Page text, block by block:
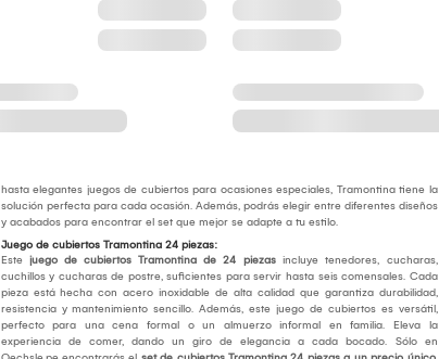
hasta elegantes juegos de cubiertos para ocasiones especiales, Tramontina tiene la
solución perfecta para cada ocasión. Además, podrás elegir entre diferentes diseños
y acabados para encontrar el set que mejor se adapte a tu estilo.
Juego de cubiertos Tramontina 24 piezas:
Este juego de cubiertos Tramontina de 24 piezasincluye tenedores, cucharas,
cuchillos y cucharas de postre, suficientes para servir hasta seis comensales. Cada
pieza está hecha con acero inoxidable de alta calidad que garantiza durabilidad,
resistencia y mantenimiento sencillo. Además, este juego de cubiertos es versátil,
perfecto para una cena formal o un almuerzo informal en familia. Eleva la
experiencia de comer, dando un giro de elegancia a cada bocado. Sólo en